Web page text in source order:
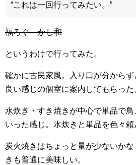
“これは一回行ってみたい。”
福ろぐ – かし和
というわけで行ってみた。
確かに古民家風。入り口が分からず
良い感じの個室に案内してもらった
水炊き・すき焼きが中心で単品で
いった感じ。水炊きと単品を色々頼
炭火焼きはちょっと量が少ないか
きも普通に美味しい。